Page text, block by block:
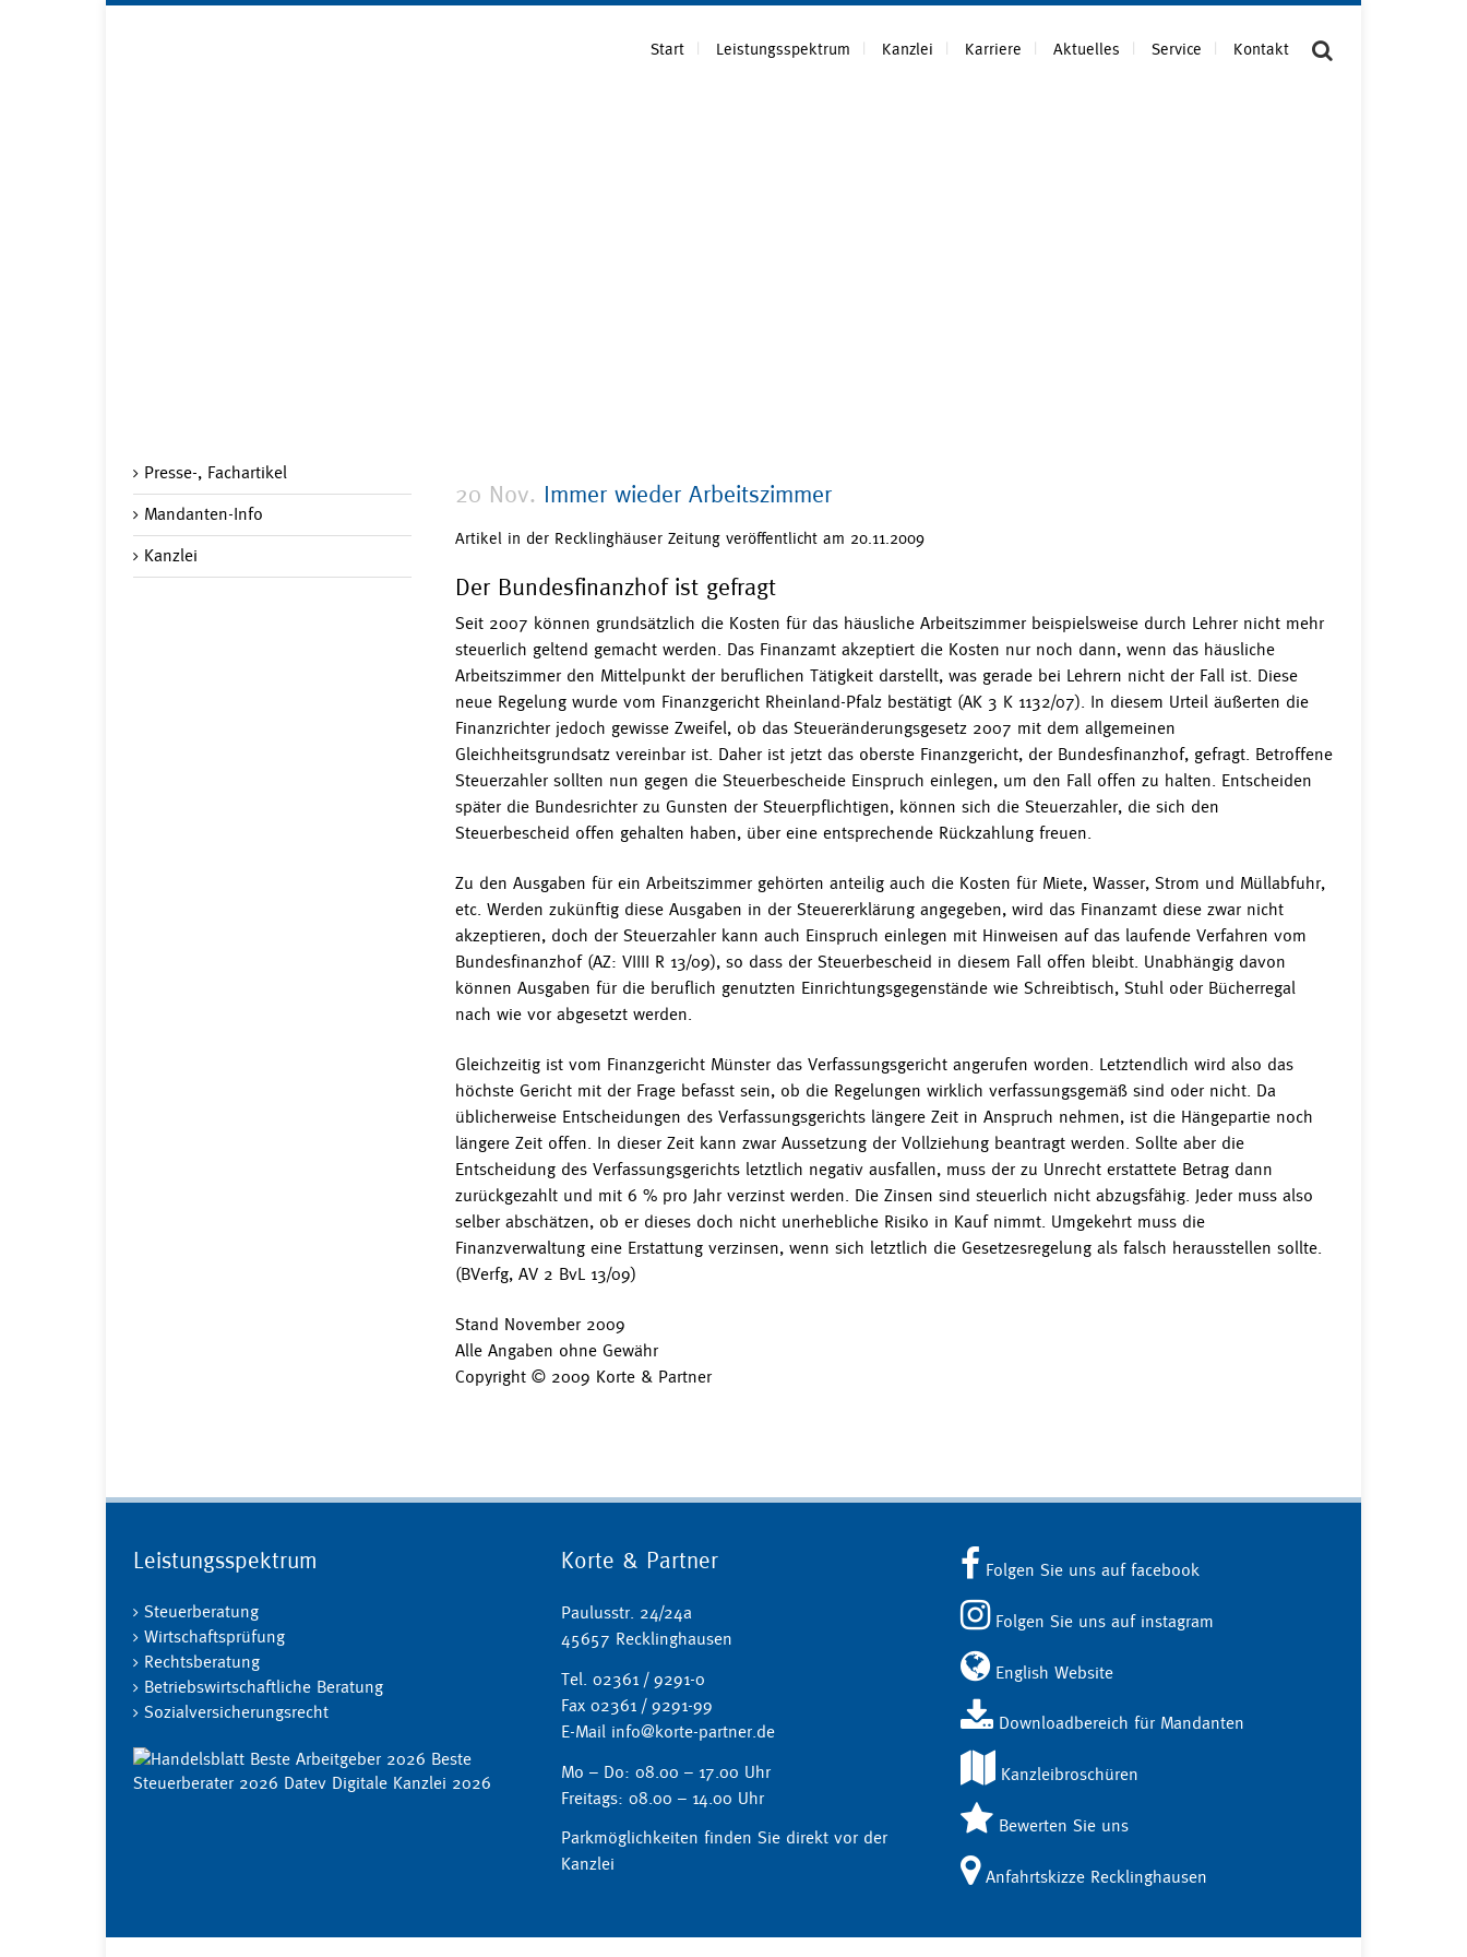
Start Leistungsspektrum Kanzlei Karriere Aktuelles Service Kontakt
Presse-, Fachartikel
Mandanten-Info
Kanzlei
20 Nov. Immer wieder Arbeitszimmer
Artikel in der Recklinghäuser Zeitung veröffentlicht am 20.11.2009
Der Bundesfinanzhof ist gefragt
Seit 2007 können grundsätzlich die Kosten für das häusliche Arbeitszimmer beispielsweise durch Lehrer nicht mehr
steuerlich geltend gemacht werden. Das Finanzamt akzeptiert die Kosten nur noch dann, wenn das häusliche
Arbeitszimmer den Mittelpunkt der beruflichen Tätigkeit darstellt, was gerade bei Lehrern nicht der Fall ist. Diese
neue Regelung wurde vom Finanzgericht Rheinland-Pfalz bestätigt (AK 3 K 1132/07). In diesem Urteil äußerten die
Finanzrichter jedoch gewisse Zweifel, ob das Steueränderungsgesetz 2007 mit dem allgemeinen
Gleichheitsgrundsatz vereinbar ist. Daher ist jetzt das oberste Finanzgericht, der Bundesfinanzhof, gefragt. Betroffene
Steuerzahler sollten nun gegen die Steuerbescheide Einspruch einlegen, um den Fall offen zu halten. Entscheiden
später die Bundesrichter zu Gunsten der Steuerpflichtigen, können sich die Steuerzahler, die sich den
Steuerbescheid offen gehalten haben, über eine entsprechende Rückzahlung freuen.
Zu den Ausgaben für ein Arbeitszimmer gehörten anteilig auch die Kosten für Miete, Wasser, Strom und Müllabfuhr,
etc. Werden zukünftig diese Ausgaben in der Steuererklärung angegeben, wird das Finanzamt diese zwar nicht
akzeptieren, doch der Steuerzahler kann auch Einspruch einlegen mit Hinweisen auf das laufende Verfahren vom
Bundesfinanzhof (AZ: VIIII R 13/09), so dass der Steuerbescheid in diesem Fall offen bleibt. Unabhängig davon
können Ausgaben für die beruflich genutzten Einrichtungsgegenstände wie Schreibtisch, Stuhl oder Bücherregal
nach wie vor abgesetzt werden.
Gleichzeitig ist vom Finanzgericht Münster das Verfassungsgericht angerufen worden. Letztendlich wird also das
höchste Gericht mit der Frage befasst sein, ob die Regelungen wirklich verfassungsgemäß sind oder nicht. Da
üblicherweise Entscheidungen des Verfassungsgerichts längere Zeit in Anspruch nehmen, ist die Hängepartie noch
längere Zeit offen. In dieser Zeit kann zwar Aussetzung der Vollziehung beantragt werden. Sollte aber die
Entscheidung des Verfassungsgerichts letztlich negativ ausfallen, muss der zu Unrecht erstattete Betrag dann
zurückgezahlt und mit 6 % pro Jahr verzinst werden. Die Zinsen sind steuerlich nicht abzugsfähig. Jeder muss also
selber abschätzen, ob er dieses doch nicht unerhebliche Risiko in Kauf nimmt. Umgekehrt muss die
Finanzverwaltung eine Erstattung verzinsen, wenn sich letztlich die Gesetzesregelung als falsch herausstellen sollte.
(BVerfg, AV 2 BvL 13/09)
Stand November 2009
Alle Angaben ohne Gewähr
Copyright © 2009 Korte & Partner
Leistungsspektrum
Steuerberatung
Wirtschaftsprüfung
Rechtsberatung
Betriebswirtschaftliche Beratung
Sozialversicherungsrecht
Korte & Partner
Paulusstr. 24/24a
45657 Recklinghausen
Tel. 02361 / 9291-0
Fax 02361 / 9291-99
E-Mail info@korte-partner.de
Mo – Do: 08.00 – 17.00 Uhr
Freitags: 08.00 – 14.00 Uhr
Parkmöglichkeiten finden Sie direkt vor der
Kanzlei
Folgen Sie uns auf facebook
Folgen Sie uns auf instagram
English Website
Downloadbereich für Mandanten
Kanzleibroschüren
Bewerten Sie uns
Anfahrtskizze Recklinghausen